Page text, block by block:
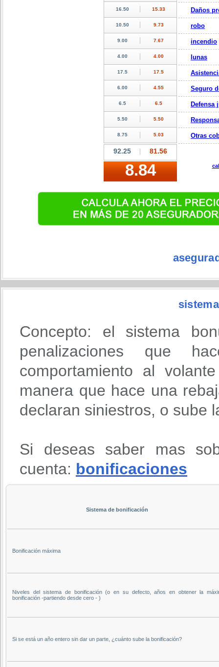
Daños
robo
incendio
lunas
Seguro
Defensa
Otras
Concepto: el sistema
penalizaciones que
comportamiento al
manera que hace una
declaran siniestros, o sube
Si deseas saber mas
cuenta: bonificaciones
Sistema de bonificación
Bonificación máxima
Niveles del sistema de bonificación (o en su defecto, años en obtener la
bonificación -partiendo desde cero - )
Si se está un año entero sin dar un parte, ¿cuánto sube la bonificación?